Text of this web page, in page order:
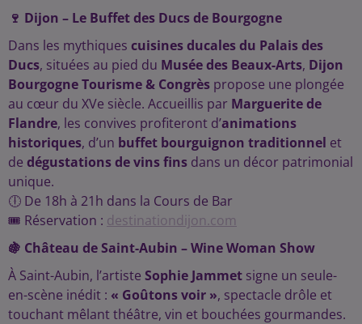
🍷 Dijon – Le Buffet des Ducs de Bourgogne
Dans les mythiques cuisines ducales du Palais des
Ducs, situées au pied du Musée des Beaux-Arts, Dijon
Bourgogne Tourisme & Congrès propose une plongée
au cœur du XVe siècle. Accueillis par Marguerite de
Flandre, les convives profiteront d’animations
historiques, d’un buffet bourguignon traditionnel et
de dégustations de vins fins dans un décor patrimonial
unique.
🕕 De 18h à 21h dans la Cours de Bar
🎟 Réservation : destinationdijon.com
🍇 Château de Saint-Aubin – Wine Woman Show
À Saint-Aubin, l’artiste Sophie Jammet signe un seule-
en-scène inédit : « Goûtons voir », spectacle drôle et
touchant mêlant théâtre, vin et bouchées gourmandes.